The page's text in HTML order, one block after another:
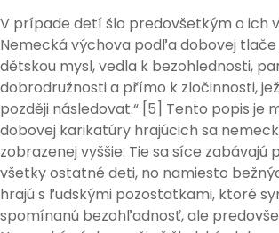
V prípade detí šlo predovšetkým o ich
Nemecká výchova podľa dobovej tlače
dětskou mysl, vedla k bezohlednosti,
dobrodružnosti a přímo k zločinnosti,
později následovat.“ [5] Tento popis je
dobovej karikatúry hrajúcich sa
zobrazenej vyššie. Tie sa síce zabávajú
všetky ostatné deti, no namiesto
hrajú s ľudskými pozostatkami, ktoré
spomínanú bezohľadnosť, ale